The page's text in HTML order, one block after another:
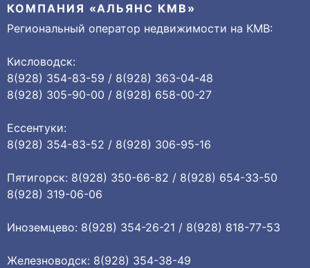
КОМПАНИЯ «АЛЬЯНС КМВ»
Региональный оператор недвижимости на КМВ:
Кисловодск:
8(928) 354-83-59 / 8(928) 363-04-48
8(928) 305-90-00 / 8(928) 658-00-27
Ессентуки:
8(928) 354-83-52 / 8(928) 306-95-16
Пятигорск: 8(928) 350-66-82 / 8(928) 654-33-50
8(928) 319-06-06
Иноземцево: 8(928) 354-26-21 / 8(928) 818-77-53
Железноводск: 8(928) 354-38-49